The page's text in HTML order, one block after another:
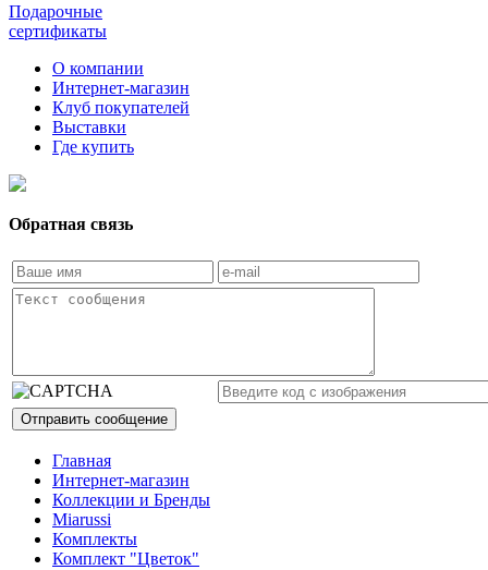
Подарочные
сертификаты
О компании
Интернет-магазин
Клуб покупателей
Выставки
Где купить
Обратная связь
Главная
Интернет-магазин
Коллекции и Бренды
Miarussi
Комплекты
Комплект "Цветок"